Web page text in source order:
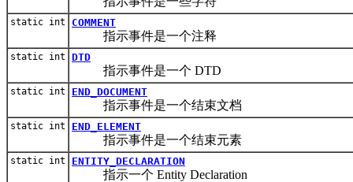
static int COMMENT
指示事件是一个注释
static int DTD
指示事件是一个 DTD
static int END_DOCUMENT
指示事件是一个结束文档
static int END_ELEMENT
指示事件是一个结束元素
static int ENTITY_DECLARATION
指示一个 Entity Declaration